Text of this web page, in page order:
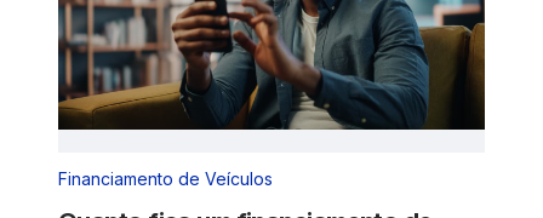
Financiamento de Veículos